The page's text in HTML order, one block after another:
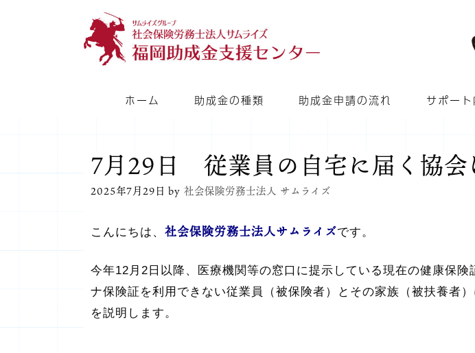
ホーム 助成金の種類 助成金申請の流れ サポー
7月29日 従業員の自宅に届く協会
2025年7月29日 by 社会保険労務士法人 サムライズ
こんにちは、 社会保険労務士法人サムライズです。
今年12月2日以降、医療機関等の窓口に提示している現在の健康保
ナ保険証を利用できない従業員（被保険者）とその家族（被扶養者
を説明します。